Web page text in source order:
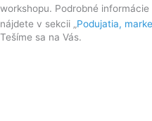
workshopu. Podrobné
nájdete v sekcii „Podujatia,
Tešíme sa na Vás.